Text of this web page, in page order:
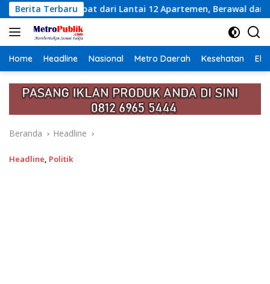
Langsung
ke
konten
Berita Terbaru
12 Apartemen, Berawal dari Pesan Wanita Lewat
Home Headline Nasional Metro Daerah Kesehatan
Beranda Headline
Headline, Politik